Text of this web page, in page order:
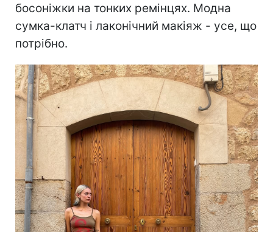
босоніжки на тонких ремінцях. Модна
сумка-клатч і лаконічний макіяж - усе, що
потрібно.